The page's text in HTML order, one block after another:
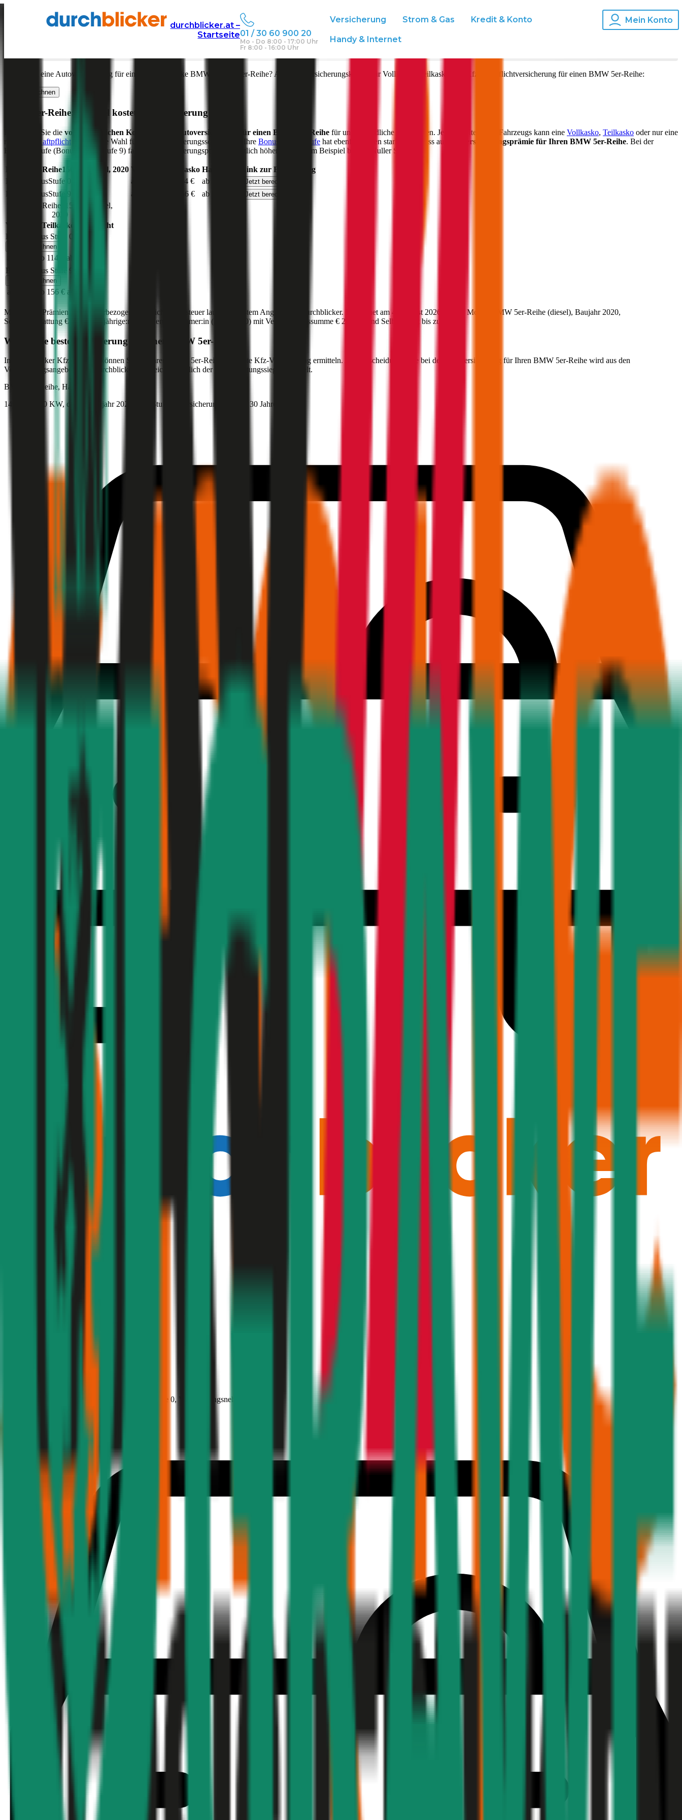
durchblicker.at –
Startseite01 / 30 60 900 20
Mo - Do 8:00 - 17:00 Uhr
Fr 8:00 - 16:00 Uhr
Versicherung Strom & Gas Kredit & Konto
Handy & Internet
Mein Konto
Autoversicherung BMW
in Österreich
Was kostet eine Autoversicherung für ein Auto der Marke BMW 5er-Reihe? Aktuelle Versicherungskosten für Vollkasko, Teilkasko und Kfz-Haftpflichtversicherung für einen BMW 5er-Reihe:
Jetzt berechnen
5er-Reihe : Wie viel kostet die Versicherung?
Hier sehen Sie die voraussichtlichen Kosten für die Autoversicherung für einen BMW 5er-Reihe für unterschiedliche Deckungen. Je nach Alter Ihres Fahrzeugs kann eine Vollkasko, Teilkasko oder nur eine
Kfz-Haftpflicht die richtige Wahl für Ihren Versicherungsschutz sein. Ihre Bonus-Malus Stufe hat ebenfalls einen starken Einfluss auf die Versicherungsprämie für Ihren BMW 5er-Reihe. Bei der
Einsteigerstufe (Bonus Malus Stufe 9) fallen die Versicherungsprämien deutlich höher aus als zum Beispiel bei der Nuller Stufe.
5er-Reihe150 diesel, 2020 Vollkasko Teilkasko Haftpflicht
Link zur Berechnung
Bonus MalusStufe ab 185 € ab 114 € ab 84 € Jetzt berechnen
Bonus MalusStufe 9 ab 236 € ab 156 € ab 118 € Jetzt berechnen
5er-Reihe 150 diesel,
2020
Vollkasko
Teilkasko
Haftpflicht
Bonus Malus Stufe 0
Jetzt berechnen
ab 114 €
ab 84 €
Bonus Malus Stufe
Jetzt berechnen
ab 236 € ab 156 € ab 118 €
Monatliche Prämien inkl. motorbezogener Versicherungssteuer laut günstigstem Angebot auf durchblicker. Berechnet am 4. August 2026 für das Modell BMW 5er-Reihe (diesel), Baujahr 2020,
Sonderausstattung € 2.000 30-jährige:r Versicherungsnehmer:in (PLZ: 1010) mit Versicherungssumme € 20 Mio und Selbstbehalt bis zu
Was ist die beste Versicherung für einen BMW 5er-Reihe
Im durchblicker Kfz-Rechner können Sie für Ihren 5er-Reihe die beste Kfz-Versicherung ermitteln. Als Entscheidungshilfe bei der Kfz-Versicherung für Ihren BMW 5er-Reihe wird aus den
Versicherungsangeboten im durchblicker Vergleich zusätzlich der Preis-Leistungssieger ermittelt.
BMW
5er-Reihe, Haftpflicht
149.5 PS/110 KW, diesel, Baujahr 2020,
BM-Stufe , Versicherungsnehmer 30 Jahre
BM-Stufe 0, Versicherungsnehmer 30 Jahre